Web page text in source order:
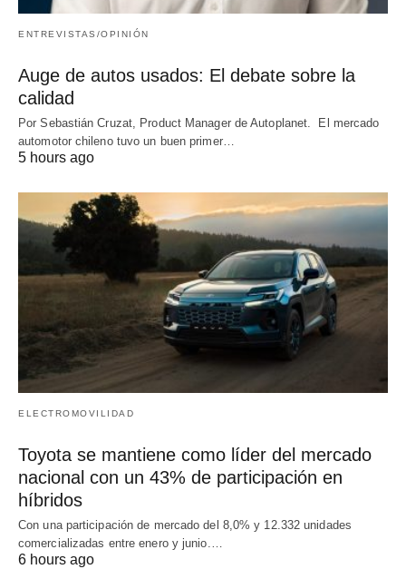
ENTREVISTAS/OPINIÓN
Auge de autos usados: El debate sobre la
calidad
Por Sebastián Cruzat, Product Manager de Autoplanet. El mercado
automotor chileno tuvo un buen primer…
5 hours ago
ELECTROMOVILIDAD
Toyota se mantiene como líder del mercado
nacional con un 43% de participación en
híbridos
Con una participación de mercado del 8,0% y 12.332 unidades
comercializadas entre enero y junio.…
6 hours ago